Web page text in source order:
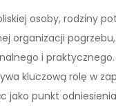
osoby, rodziny
organizacji
i praktycznego.
kluczową rolę w
jako punkt